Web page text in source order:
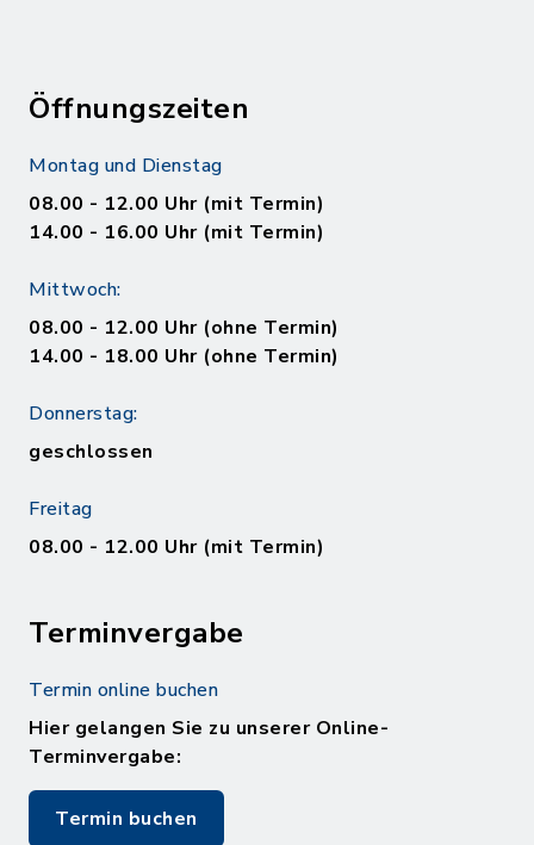
Öffnungszeiten
Montag und Dienstag
08.00 - 12.00 Uhr (mit Termin)
14.00 - 16.00 Uhr (mit Termin)
Mittwoch:
08.00 - 12.00 Uhr (ohne Termin)
14.00 - 18.00 Uhr (ohne Termin)
Donnerstag:
geschlossen
Freitag
08.00 - 12.00 Uhr (mit Termin)
Terminvergabe
Termin online buchen
Hier gelangen Sie zu unserer Online-
Terminvergabe:
Termin buchen